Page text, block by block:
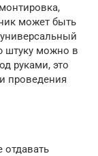
может быть
штуку можно в
руками, это
проведения